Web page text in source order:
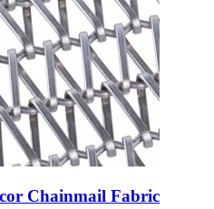
Chainmail Fabric